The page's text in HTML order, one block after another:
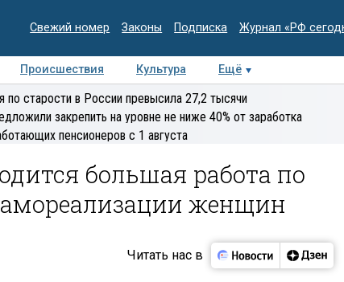
Свежий номер Законы Подписка Журнал «РФ
Происшествия Культура Ещё
Интервью Колумнисты
экспертиза
по старости в России превысила 27,2 тысячи
закрепить на уровне не ниже 40% от заработка
пенсионеров с 1 августа
большая работа по
женщин
Читать нас в